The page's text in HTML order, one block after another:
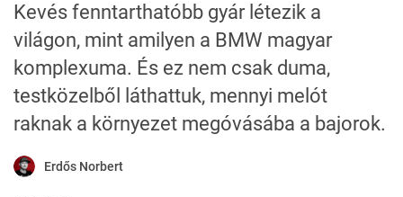
Kevés fenntarthatóbb gyár létezik a
világon, mint amilyen a BMW magyar
komplexuma. És ez nem csak duma,
testközelből láthattuk, mennyi melót
raknak a környezet megóvásába a bajorok.
Erdős Norbert